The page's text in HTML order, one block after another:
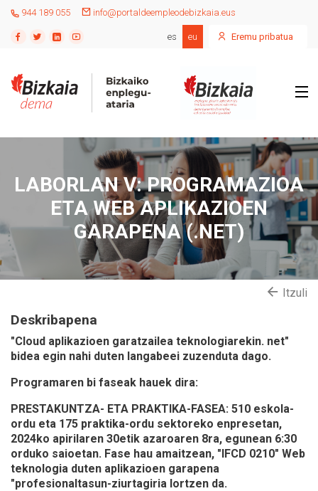
944 189 055 info@portaldeempleodebizkaia.eus
es eu Eremu pribatua
LABORLAN V: PROGRAMAZIOA
ETA WEB APLIKAZIOEN
GARAPENA (.NET)
Itzuli
Deskribapena
"Cloud aplikazioen garatzailea teknologiarekin. net"
bidea egin nahi duten langabeei zuzenduta dago.
Programaren bi faseak hauek dira:
PRESTAKUNTZA- ETA PRAKTIKA-FASEA: 510 eskola-
ordu eta 175 praktika-ordu sektoreko enpresetan,
2024ko apirilaren 30etik azaroaren 8ra, egunean 6:30
orduko saioetan. Fase hau amaitzean, "IFCD 0210" Web
teknologia duten aplikazioen garapena
"profesionaltasun-ziurtagiria lortzen da.